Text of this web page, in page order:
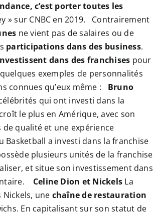
c’est porter toutes les
» sur CNBC en 2019.
Contrairement
ne vient pas de salaires ou de
participations dans des business.
dans des franchises pour
exemples de personnalités
connues qu’eux même :
Bruno
qui ont investi dans la
le plus en Amérique, avec son
qualité et une expérience
Basketball a investi dans la franchise
plusieurs unités de la franchise
et situe son investissement dans
Celine Dion et Nickels La
une chaîne de restauration
En capitalisant sur son statut de